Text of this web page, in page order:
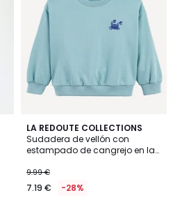
LA REDOUTE COLLECTIONS
Sudadera de vellón con
estampado de cangrejo en la
9.99 €
7.19 € -28%
5
/
5